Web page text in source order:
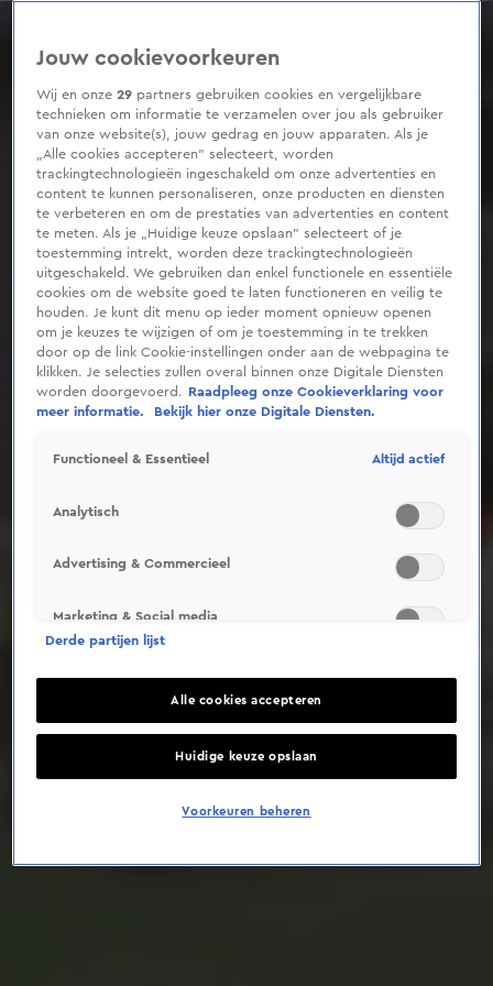
0
Deze video is niet beschikbaar op je huidige locatie
Jouw cookievoorkeuren
Wij en onze29 partners gebruiken cookies en vergelijkbare
technieken om informatie te verzamelen over jou als gebruiker
van onze website(s), jouw gedrag en jouw apparaten. Als je
„Alle cookies accepteren” selecteert, worden
trackingtechnologieën ingeschakeld om onze advertenties en
content te kunnen personaliseren, onze producten en diensten
te verbeteren en om de prestaties van advertenties en content
te meten. Als je „Huidige keuze opslaan” selecteert of je
toestemming intrekt, worden deze trackingtechnologieën
uitgeschakeld. We gebruiken dan enkel functionele en essentiële
cookies om de website goed te laten functioneren en veilig te
houden. Je kunt dit menu op ieder moment opnieuw openen
om je keuzes te wijzigen of om je toestemming in te trekken
door op de link Cookie-instellingen onder aan de webpagina te
klikken. Je selecties zullen overal binnen onze Digitale Diensten
worden doorgevoerd.
Raadpleeg onze Cookieverklaring voor
meer informatie.
Bekijk hier onze Digitale Diensten.
Functioneel & Essentieel Altijd actief
Analytisch
Advertising & Commercieel
Marketing & Social media
Derde partijen lijst
Alle cookies accepteren
Huidige keuze opslaan
Voorkeuren beheren